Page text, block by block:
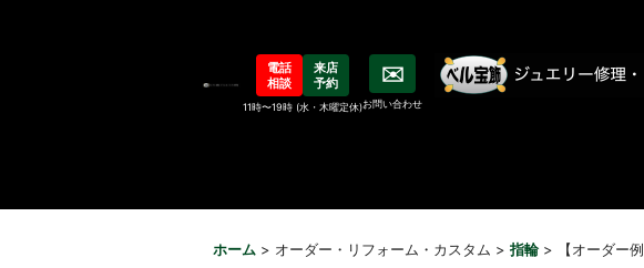
電話
相談
来店
予約
11時〜19時 (水・木曜定休)
✉️
お問い合わせ
ホーム > オーダー・リフォーム・カスタム > 指輪 > 【オーダー